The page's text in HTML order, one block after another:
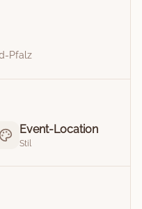
Pfalz
Event-Location
Stil